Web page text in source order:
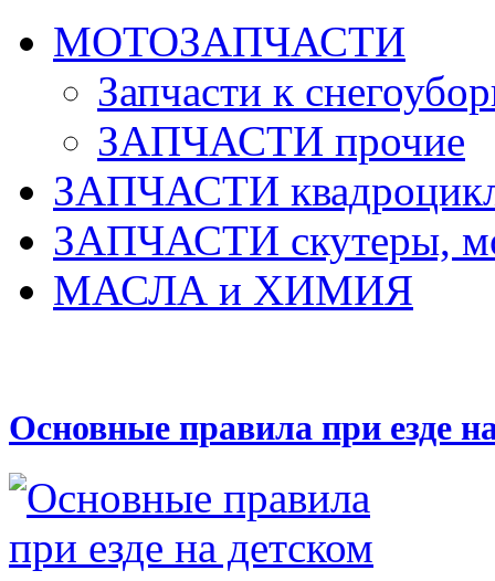
МОТОЗАПЧАСТИ
Запчасти к
ЗАПЧАСТИ прочие
ЗАПЧАСТИ
ЗАПЧАСТИ скутеры,
МАСЛА и ХИМИЯ
Основные правила при езде